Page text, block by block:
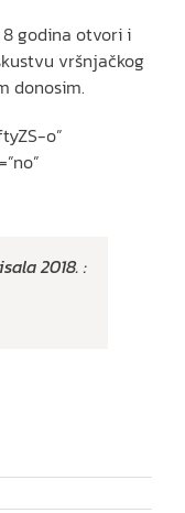
godina otvori i
vršnjačkog
donosim.
o”
2018. :